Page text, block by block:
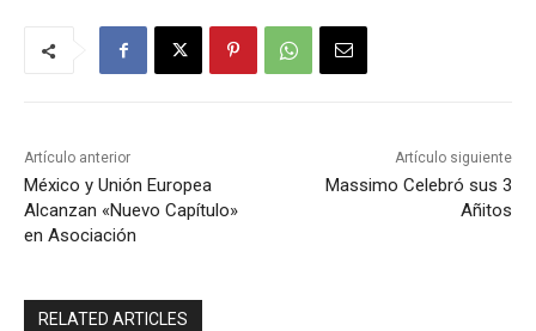
Artículo anterior
México y Unión Europea
Alcanzan «Nuevo Capítulo»
en Asociación
Artículo siguiente
Massimo Celebró sus 3
Añitos
RELATED ARTICLES